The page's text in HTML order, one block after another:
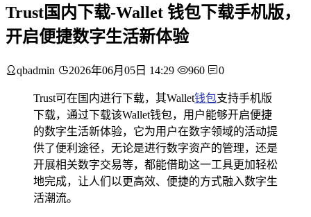
Trust国内下载-Wallet 钱包下载手机版，
开启便捷数字生活新体验
qbadmin 2026年06月05日 14:29 960 0
Trust可在国内进行下载，其Wallet钱包支持手机版
下载，通过下载该Wallet钱包，用户能够开启便捷
的数字生活新体验，它为用户在数字领域的活动提
供了便利途径，无论是进行数字资产的管理，还是
开展相关数字交易等，都能借助这一工具更加轻松
地完成，让人们以更高效、便捷的方式融入数字生
活潮流。